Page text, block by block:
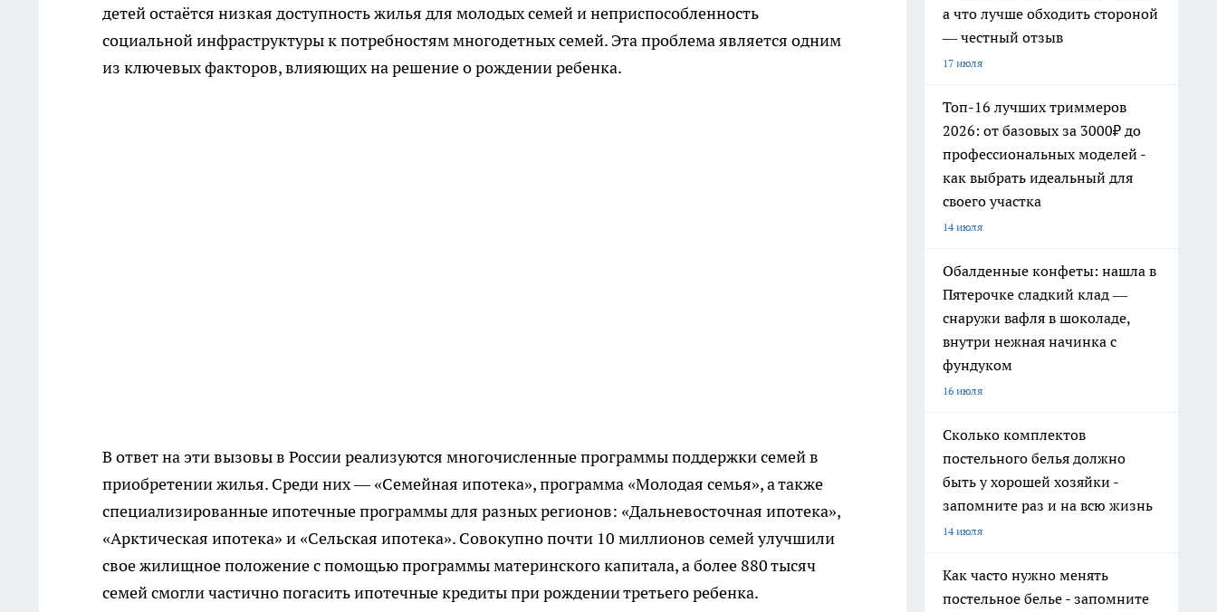
детей остаётся низкая доступность жилья для молодых семей и неприспособленность
социальной инфраструктуры к потребностям многодетных семей. Эта проблема является одним
из ключевых факторов, влияющих на решение о рождении ребенка.
В ответ на эти вызовы в России реализуются многочисленные программы поддержки семей в
приобретении жилья. Среди них — «Семейная ипотека», программа «Молодая семья», а также
специализированные ипотечные программы для разных регионов: «Дальневосточная ипотека»,
«Арктическая ипотека» и «Сельская ипотека». Совокупно почти 10 миллионов семей улучшили
свое жилищное положение с помощью программы материнского капитала, а более 880 тысяч
семей смогли частично погасить ипотечные кредиты при рождении третьего ребенка.
а что лучше обходить стороной
— честный отзыв
17 июля
Топ-16 лучших триммеров
2026: от базовых за 3000₽ до
профессиональных моделей -
как выбрать идеальный для
своего участка
14 июля
Обалденные конфеты: нашла в
Пятерочке сладкий клад —
снаружи вафля в шоколаде,
внутри нежная начинка с
фундуком
16 июля
Сколько комплектов
постельного белья должно
быть у хорошей хозяйки -
запомните раз и на всю жизнь
14 июля
Как часто нужно менять
постельное белье - запомните